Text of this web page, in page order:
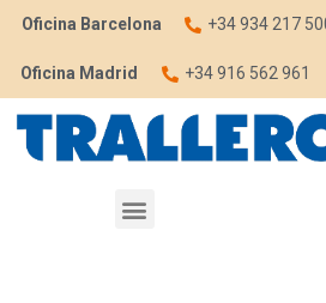
Oficina Barcelona +34 934 217
Oficina Madrid +34 916 562 961